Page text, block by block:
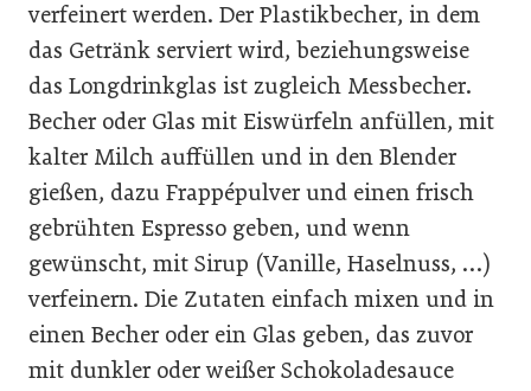
verfeinert werden. Der Plastikbecher, in dem
das Getränk serviert wird, beziehungsweise
das Longdrinkglas ist zugleich Messbecher.
Becher oder Glas mit Eiswürfeln anfüllen, mit
kalter Milch auffüllen und in den Blender
gießen, dazu Frappépulver und einen frisch
gebrühten Espresso geben, und wenn
gewünscht, mit Sirup (Vanille, Haselnuss, …)
verfeinern. Die Zutaten einfach mixen und in
einen Becher oder ein Glas geben, das zuvor
mit dunkler oder weißer Schokoladesauce